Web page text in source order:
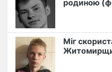
родиною
Міг